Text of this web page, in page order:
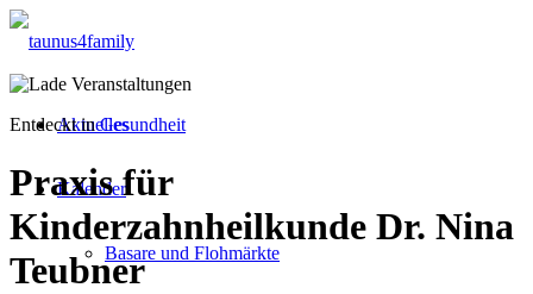
Aktuelles
Kalender
Basare und Flohmärkte
Entdeckt inGesundheit
Praxis für
Kinderzahnheilkunde Dr. Nina
Teubner